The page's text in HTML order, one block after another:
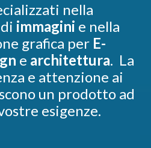
nella
immagini e nella
grafica per E-
e architettura. La
e attenzione ai
un prodotto ad
esigenze.